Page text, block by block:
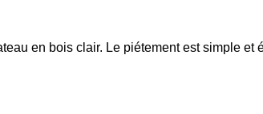
en bois clair. Le piétement est simple et